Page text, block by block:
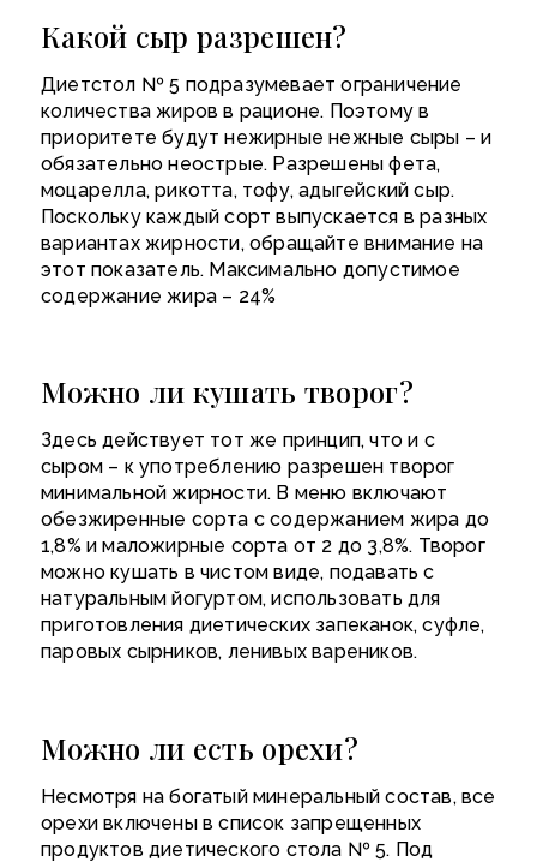
Какой сыр разрешен?
Диетстол № 5 подразумевает ограничение
количества жиров в рационе. Поэтому в
приоритете будут нежирные нежные сыры – и
обязательно неострые. Разрешены фета,
моцарелла, рикотта, тофу, адыгейский сыр.
Поскольку каждый сорт выпускается в разных
вариантах жирности, обращайте внимание на
этот показатель. Максимально допустимое
содержание жира – 24%
Можно ли кушать творог?
Здесь действует тот же принцип, что и с
сыром – к употреблению разрешен творог
минимальной жирности. В меню включают
обезжиренные сорта с содержанием жира до
1,8% и маложирные сорта от 2 до 3,8%. Творог
можно кушать в чистом виде, подавать с
натуральным йогуртом, использовать для
приготовления диетических запеканок, суфле,
паровых сырников, ленивых вареников.
Можно ли есть орехи?
Несмотря на богатый минеральный состав, все
орехи включены в список запрещенных
продуктов диетического стола № 5. Под